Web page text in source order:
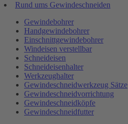
Rund ums Gewindeschneiden
Gewindebohrer
Handgewindebohrer
Einschnittgewindebohrer
Windeisen verstellbar
Schneideisen
Schneideisenhalter
Werkzeughalter
Gewindeschneidwerkzeug Sätze
Gewindeschneidvorrichtung
Gewindeschneidköpfe
Gewindeschneidfutter